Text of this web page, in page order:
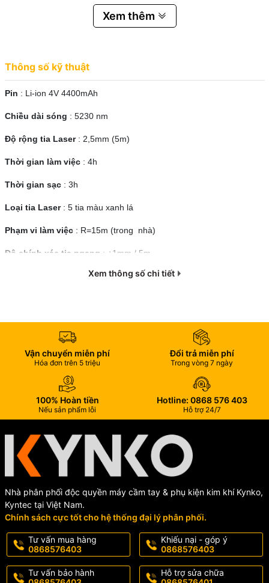
Kynko KL05có thiết kế thông minh chống rơi,
nhỏ gọn, vừa vặn, tiện di chuyển, dễ dàng sử dụng và bảo quản.
quá trình làm việc.
Xem thêm
Thông số kỹ thuật
Pin : Li-ion 4V 4400mAh
Chiều dài sóng : 5230 nm
Độ rộng tia Laser: 2,5mm (5m)
Thời gian làm việc: 4h
Thời gian sạc: 3h
Loại tia Laser: 5 tia màu xanh lá
Phạm vi làm việc: R=15m (trong nhà)
Độ chính xác tia ngang : +1mm / 5m
Độ chính xác tia dọc: +1mm / 5m
Trọng lượng: 0,7 kg
: 06 tháng.
Xem thông số chi tiết
Vận chuyển miễn phí
Hóa đơn trên 5 triệu
Đổi trả miễn phí
Trong vòng 7 ngày
100% Hoàn tiền
Nếu sản phẩm lỗi
Hotline: 0868 576 403
Hỗ trợ 24/7
Nhà phân phối độc quyền máy cầm tay & phụ kiện kim khí Kynko,
Kyntec tại Việt Nam.
Chính sách cực tốt cho hệ thống đại lý phân phối.
Tư vấn mua hàng
0868576403
Khiếu nại - góp ý
0868576403
Tư vấn bảo hành
Hỗ trợ sửa chữa